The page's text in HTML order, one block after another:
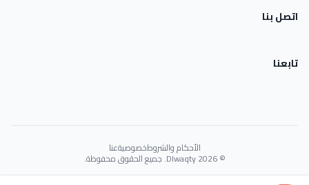
اتصل بنا
تابعنا
الأحكام والشروطخصوصيةعنا
© 2026 Dlwaqty. جميع الحقوق محفوظة.
Powered byGAIT